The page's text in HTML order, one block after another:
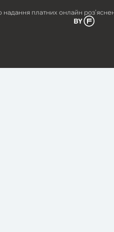
надання платних онлайн